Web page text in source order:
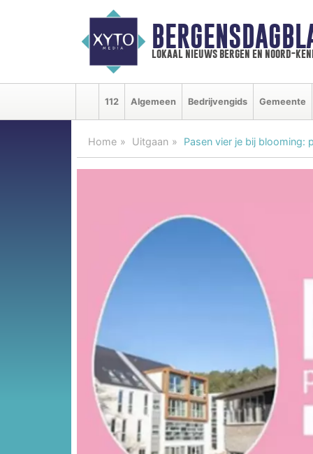
lokaal nieuws bergen en noord-
112 Algemeen Bedrijvengids Gemeente
Home Uitgaan Pasen vier je bij blooming: